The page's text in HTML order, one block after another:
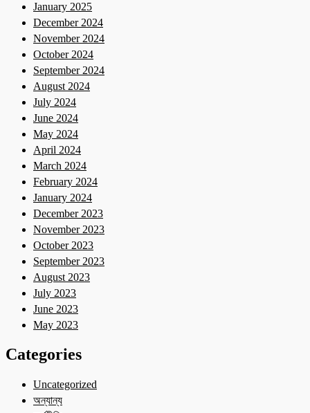
January 2025
December 2024
November 2024
October 2024
September 2024
August 2024
July 2024
June 2024
May 2024
April 2024
March 2024
February 2024
January 2024
December 2023
November 2023
October 2023
September 2023
August 2023
July 2023
June 2023
May 2023
Categories
Uncategorized
অন্যান্য